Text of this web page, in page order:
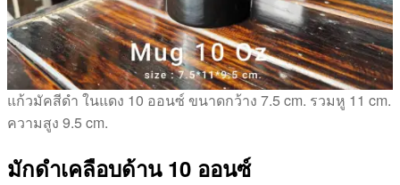
แก้วมัคสีดำ ในแดง 10 ออนซ์ ขนาดกว้าง 7.5 cm. รวมหู 11 cm.
ความสูง 9.5 cm.
มักดำเคลือบด้าน 10 ออนซ์